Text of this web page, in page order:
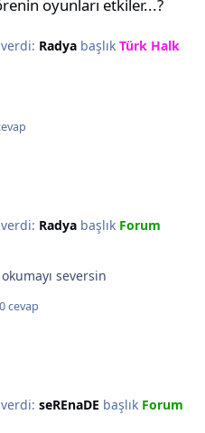
oyunları etkiler...?
Radyabaşlık Türk Halk
Radyabaşlık Forum
tabiki kitap okumayı seversin
cevap
seREnaDE başlık Forum